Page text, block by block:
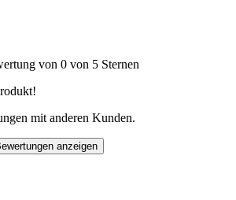
von 0 von 5 Sternen
mit anderen Kunden.
anzeigen